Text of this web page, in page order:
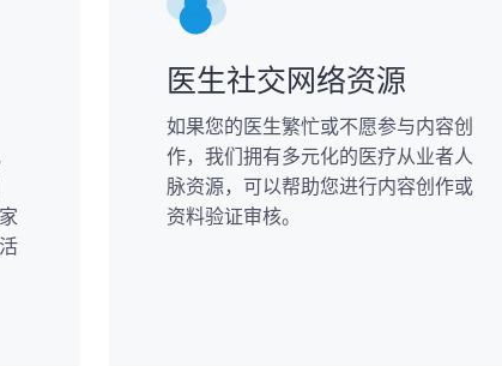
医生社交网络资源
如果您的医生繁忙或不愿参与内容创
作，我们拥有多元化的医疗从业者人
脉资源，可以帮助您进行内容创作或
资料验证审核。